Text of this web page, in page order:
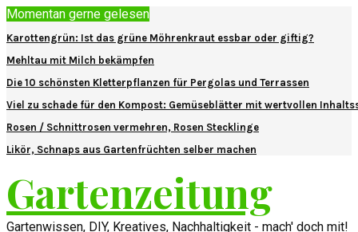
Momentan gerne gelesen
Karottengrün: Ist das grüne Möhrenkraut essbar oder giftig?
Mehltau mit Milch bekämpfen
Die 10 schönsten Kletterpflanzen für Pergolas und Terrassen
Viel zu schade für den Kompost: Gemüseblätter mit wertvollen
Rosen / Schnittrosen vermehren, Rosen Stecklinge
Likör, Schnaps aus Gartenfrüchten selber machen
Gartenzeitung
Gartenwissen, DIY, Kreatives, Nachhaltigkeit - mach' doch mit!